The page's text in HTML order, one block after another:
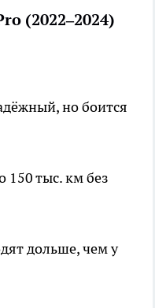
(2022–2024)
но боится
150 тыс. км без
дольше, чем у